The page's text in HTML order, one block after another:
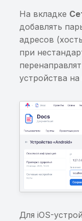
На вкладке
добавлять
адресов
при
устройства
Для iOS-